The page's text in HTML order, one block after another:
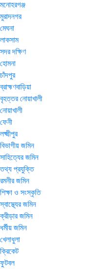
মনোহরগঞ্জ
মুরাদনগর
মেঘনা
লাকসাম
সদর দক্ষিণ
হোমনা
চাঁদপুর
ব্রাহ্মণবাড়িয়া
বৃহত্তর নোয়াখালী
নোয়াখালী
ফেনী
লক্ষ্মীপুর
বিভাগীয় জমিন
সাহিত্যের জমিন
তথ্য প্রযুক্তি
রমনীর জমিন
শিক্ষা ও সংস্কৃতি
স্বাস্থ্যের জমিন
ক্রীড়ার জমিন
ধর্মীয় জমিন
খেলাধুলা
ক্রিকেট
ফুটবল